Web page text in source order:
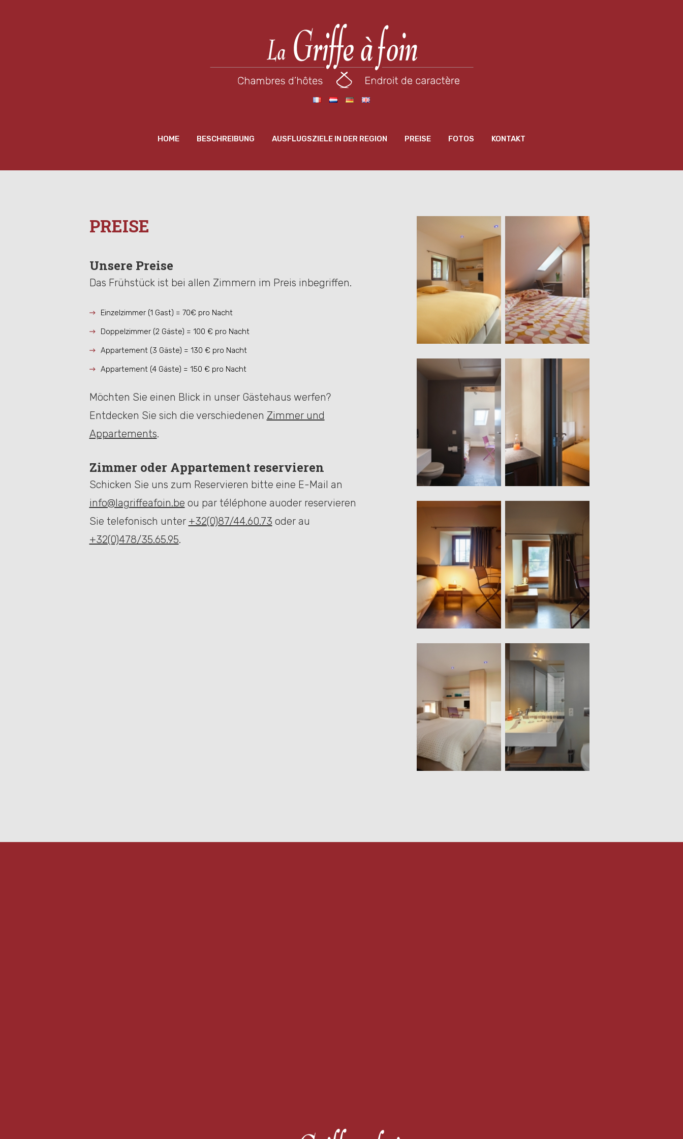
HOME BESCHREIBUNG AUSFLUGSZIELE IN DER REGION PREISE FOTOS KONTAKT
PREISE
Unsere Preise
Das Frühstück ist bei allen Zimmern im Preis inbegriffen.
Einzelzimmer (1 Gast) = 70€ pro Nacht
Doppelzimmer (2 Gäste) = 100 € pro Nacht
Appartement (3 Gäste) = 130 € pro Nacht
Appartement (4 Gäste) = 150 € pro Nacht
Möchten Sie einen Blick in unser Gästehaus werfen?
Entdecken Sie sich die verschiedenen Zimmer und
Appartements.
Zimmer oder Appartement reservieren
Schicken Sie uns zum Reservieren bitte eine E-Mail an
info@lagriffeafoin.be ou par téléphone auoder reservieren
Sie telefonisch unter +32(0)87/44.60.73 oder au
+32(0)478/35.65.95.